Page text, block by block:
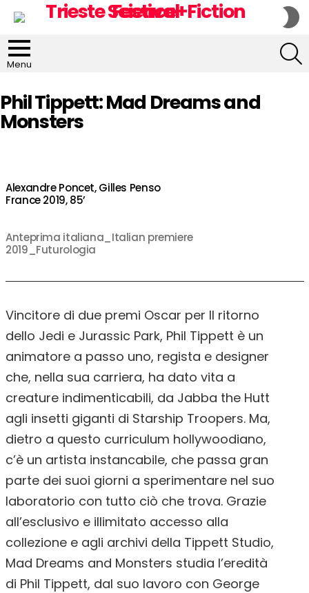
Menu
Phil Tippett: Mad Dreams and
Monsters
Alexandre Poncet, Gilles Penso
France 2019, 85’
Anteprima italiana_Italian premiere
2019_Futurologia
Vincitore di due premi Oscar per Il ritorno
dello Jedi e Jurassic Park, Phil Tippett è un
animatore a passo uno, regista e designer
che, nella sua carriera, ha dato vita a
creature indimenticabili, da Jabba the Hutt
agli insetti giganti di Starship Troopers. Ma,
dietro a questo curriculum hollywoodiano,
c’è un artista instancabile, che passa gran
parte dei suoi giorni a sperimentare nel suo
laboratorio con tutto ciò che trova. Grazie
all’esclusivo e illimitato accesso alla
collezione e agli archivi della Tippett Studio,
Mad Dreams and Monsters studia l’eredità
di Phil Tippett, dal suo lavoro con George